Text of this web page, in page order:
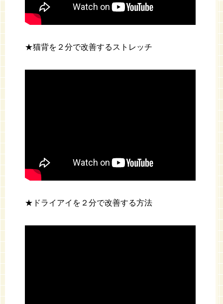
★猫背を２分で改善するストレッチ
★ドライアイを２分で改善する方法